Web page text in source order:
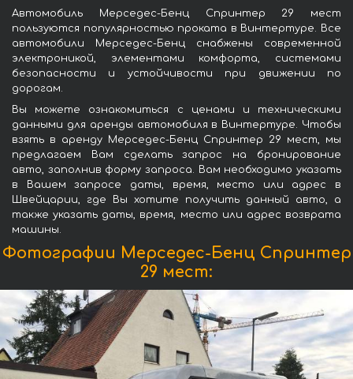
Автомобиль Мерседес-Бенц Спринтер 29 мест
пользуются популярностью проката в Винтертуре. Все
автомобили Мерседес-Бенц снабжены современной
электроникой, элементами комфорта, системами
безопасности и устойчивости при движении по
дорогам.
Вы можете ознакомиться с ценами и техническими
данными для аренды автомобиля в Винтертуре. Чтобы
взять в аренду Мерседес-Бенц Спринтер 29 мест, мы
предлагаем Вам сделать запрос на бронирование
авто, заполнив форму запроса. Вам необходимо указать
в Вашем запросе даты, время, место или адрес в
Швейцарии, где Вы хотите получить данный авто, а
также указать даты, время, место или адрес возврата
машины.
Фотографии Мерседес-Бенц Спринтер
29 мест: